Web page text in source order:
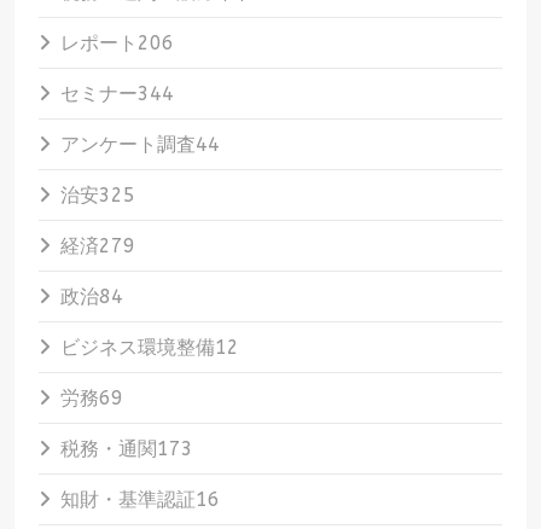
レポート 206
セミナー344
アンケート調査44
治安325
経済279
政治84
ビジネス環境整備12
労務69
税務・通関173
知財・基準認証16